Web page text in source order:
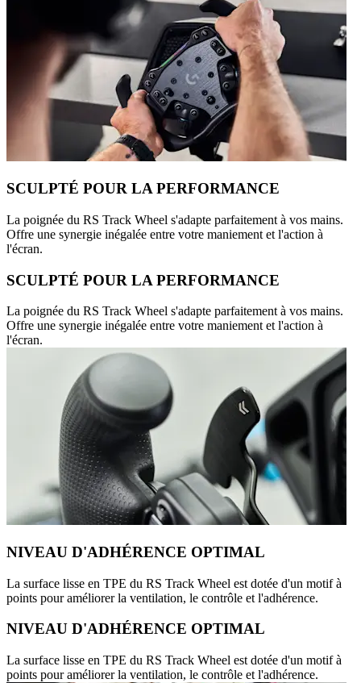
SCULPTÉ POUR LA PERFORMANCE
La poignée du RS Track Wheel s'adapte parfaitement à vos mains.
Offre une synergie inégalée entre votre maniement et l'action à
l'écran.
SCULPTÉ POUR LA PERFORMANCE
La poignée du RS Track Wheel s'adapte parfaitement à vos mains.
Offre une synergie inégalée entre votre maniement et l'action à
l'écran.
NIVEAU D'ADHÉRENCE OPTIMAL
La surface lisse en TPE du RS Track Wheel est dotée d'un motif à
points pour améliorer la ventilation, le contrôle et l'adhérence.
NIVEAU D'ADHÉRENCE OPTIMAL
La surface lisse en TPE du RS Track Wheel est dotée d'un motif à
points pour améliorer la ventilation, le contrôle et l'adhérence.